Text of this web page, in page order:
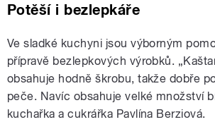
Potěší i bezlepkáře
Ve sladké kuchyni jsou výborným
přípravě bezlepkových výrobků.
obsahuje hodně škrobu, takže dobře
peče. Navíc obsahuje velké množství
kuchařka a cukrářka Pavlína Berziová.